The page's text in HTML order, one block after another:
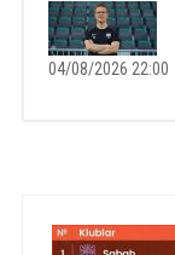
04/08/2026 22:00